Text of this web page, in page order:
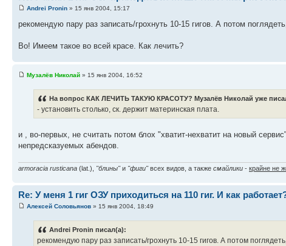
Andrei Pronin » 15 янв 2004, 15:17
рекомендую пару раз записать/грохнуть 10-15 гигов. А потом
Во! Имеем такое во всей красе. Как лечить?
Музалёв Николай » 15 янв 2004, 16:52
На вопрос КАК ЛЕЧИТЬ ТАКУЮ КРАСОТУ? Музалёв Николай уже
- установить столько, ск. держит материнская плата.
и , во-первых, не считать потом блох "хватит-нехватит на новый
непредсказуемых абендов.
armoracia rusticana (lat.), "блины"и "фиги"всех видов, а также смайлики - крайне не
Re: У меня 1 гиг ОЗУ приходиться на 110 гиг. И как
Алексей Соловьянов » 15 янв 2004, 18:49
Andrei Pronin писал(а):
рекомендую пару раз записать/грохнуть 10-15 гигов. А потом